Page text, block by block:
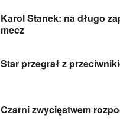
Karol Stanek: na długo
mecz
Star przegrał z
Czarni zwycięstwem